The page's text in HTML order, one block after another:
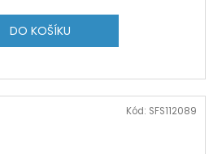
DO KOŠÍKU
Kód: SFS112089